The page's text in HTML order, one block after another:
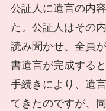
公証人に遺言の内
た。公証人はその
読み聞かせ、全員
書遺言が完成する
手続きにより、遺
てきたのですが、